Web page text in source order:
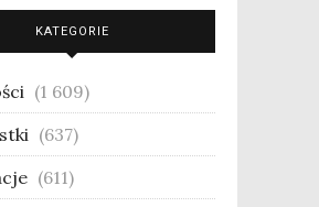
KATEGORIE
(1 609)
(637)
(611)